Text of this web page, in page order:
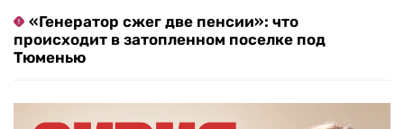
«Генератор сжег две пенсии»: что
происходит в затопленном поселке под
Тюменью